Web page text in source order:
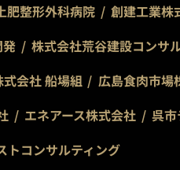
肥整形外科病院
創建工業株
株式会社荒谷建設コンサ
式会社 船場組
広島食肉市場
エネアース株式会社
呉
トコンサルティング